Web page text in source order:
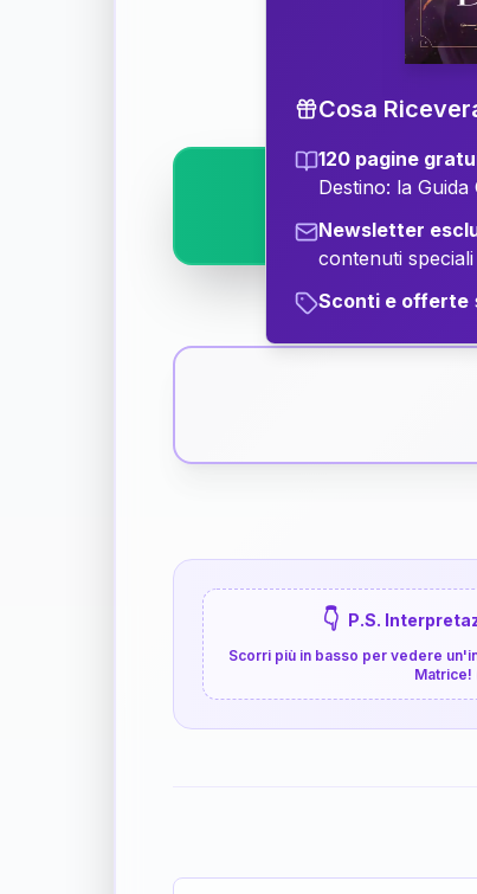
Scopri il
👇 P.S.
Scorri più in basso per vedere
Matrice!
Cosa
120 pagine
Destino: la
Newsletter
contenuti speciali
Sconti e offerte